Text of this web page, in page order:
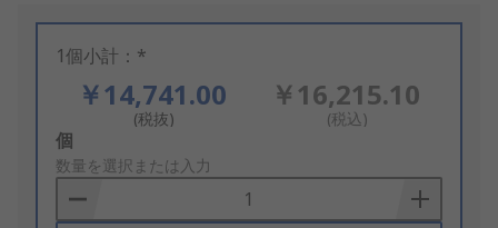
1個小計：*
￥14,741.00
(税抜)
￥16,215.10
(税込)
Add
to
Basket
個
数量を選択または入力